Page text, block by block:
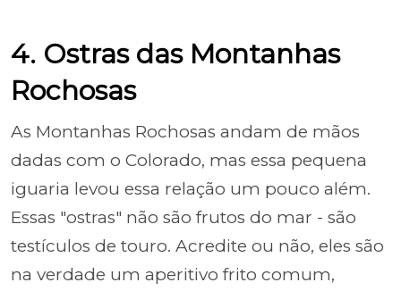
4. Ostras das Montanhas
Rochosas
As Montanhas Rochosas andam de mãos
dadas com o Colorado, mas essa pequena
iguaria levou essa relação um pouco além.
Essas "ostras" não são frutos do mar - são
testículos de touro. Acredite ou não, eles são
na verdade um aperitivo frito comum,